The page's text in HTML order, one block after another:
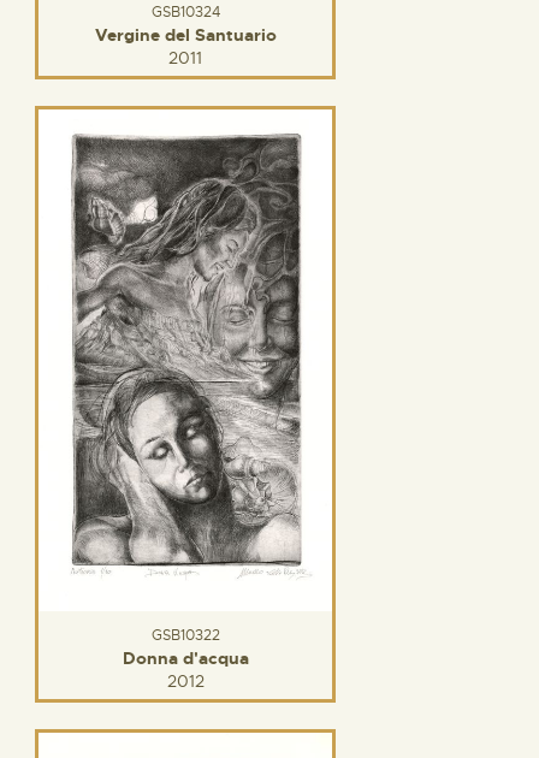
GSB10324
Vergine del Santuario
2011
GSB10322
Donna d'acqua
2012